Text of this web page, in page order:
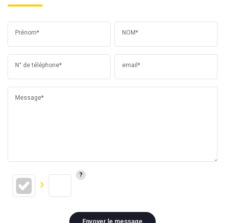
Prénom* NOM*
N° de téléphone* email*
Message*
Envoyer le message